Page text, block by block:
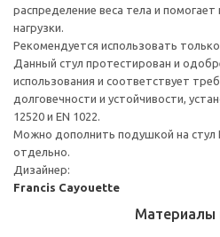
распределение веса тела и
нагрузки.
Рекомендуется использовать
Данный стул протестирован и
использования и соответствует
долговечности и устойчивости,
12520 и EN 1022.
Можно дополнить подушкой на
отдельно.
Дизайнер:
Francis Cayouette
Материалы